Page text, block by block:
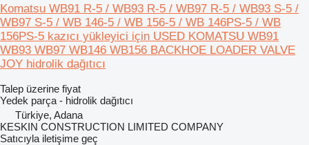
Komatsu WB91 R-5 / WB93 R-5 / WB97 R-5 / WB93 S-5 /
WB97 S-5 / WB 146-5 / WB 156-5 / WB 146PS-5 / WB
156PS-5 kazıcı yükleyici için USED KOMATSU WB91
WB93 WB97 WB146 WB156 BACKHOE LOADER VALVE
JOY hidrolik dağıtıcı
Talep üzerine fiyat
Yedek parça - hidrolik dağıtıcı
Türkiye, Adana
KESKIN CONSTRUCTION LIMITED COMPANY
Satıcıyla iletişime geç